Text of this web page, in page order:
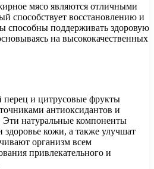
мясо являются отличными
способствует восстановлению и
способны поддерживать здоровую
на высококачественных
и цитрусовые фрукты
антиоксидантов и
Эти натуральные компоненты
здоровье кожи, а также улучшат
организм всем
привлекательного и